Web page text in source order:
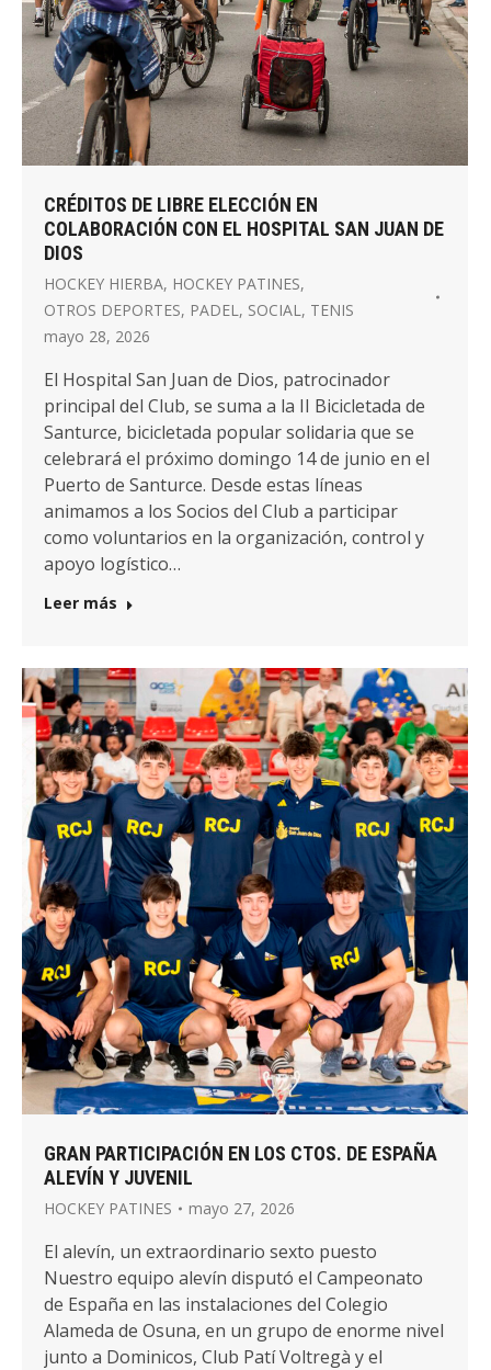
CRÉDITOS DE LIBRE ELECCIÓN EN
COLABORACIÓN CON EL HOSPITAL SAN JUAN DE
DIOS
HOCKEY HIERBA, HOCKEY PATINES,
OTROS DEPORTES, PADEL, SOCIAL, TENIS
mayo 28, 2026
El Hospital San Juan de Dios, patrocinador
principal del Club, se suma a la II Bicicletada de
Santurce, bicicletada popular solidaria que se
celebrará el próximo domingo 14 de junio en el
Puerto de Santurce. Desde estas líneas
animamos a los Socios del Club a participar
como voluntarios en la organización, control y
apoyo logístico…
Leer más
GRAN PARTICIPACIÓN EN LOS CTOS. DE ESPAÑA
ALEVÍN Y JUVENIL
HOCKEY PATINES mayo 27, 2026
El alevín, un extraordinario sexto puesto
Nuestro equipo alevín disputó el Campeonato
de España en las instalaciones del Colegio
Alameda de Osuna, en un grupo de enorme nivel
junto a Dominicos, Club Patí Voltregà y el